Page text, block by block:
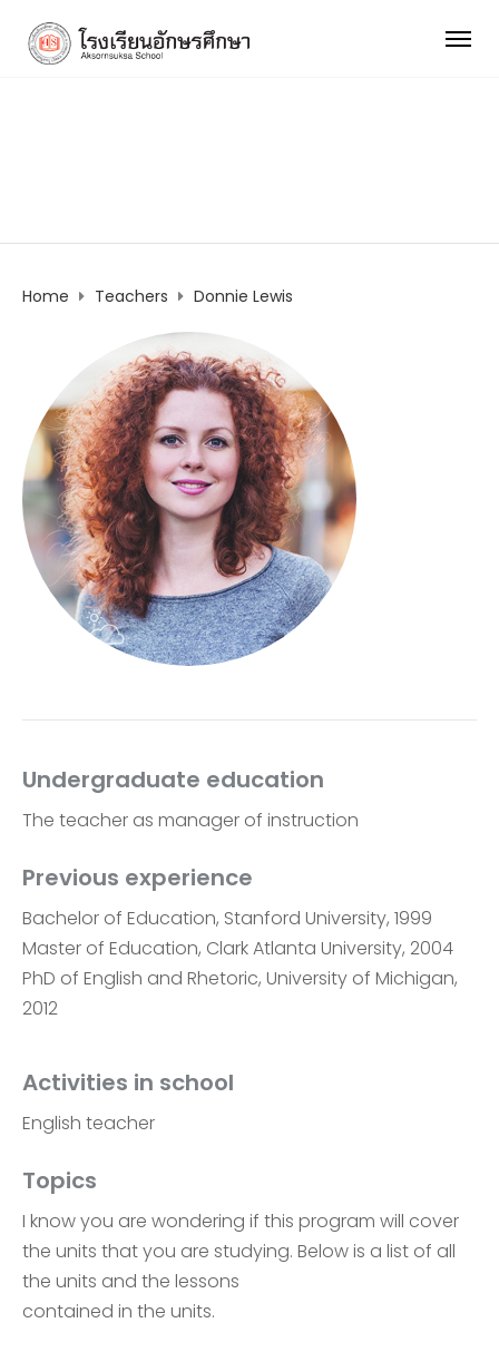
Home Teachers Donnie Lewis
Undergraduate education
The teacher as manager of instruction
Previous experience
Bachelor of Education, Stanford University, 1999
Master of Education, Clark Atlanta University, 2004
PhD of English and Rhetoric, University of Michigan,
2012
Activities in school
English teacher
Topics
I know you are wondering if this program will cover
the units that you are studying. Below is a list of all
the units and the lessons
contained in the units.